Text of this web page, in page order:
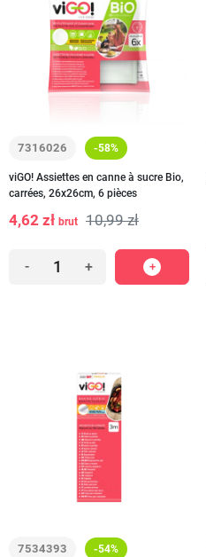
7316026 -58%
viGO! Assiettes en canne à sucre Bio,
carrées, 26x26cm, 6 pièces
4,62 zł brut 10,99 zł
- +
7534393 -54%